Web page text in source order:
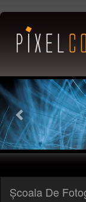
Previous
Şcoala De